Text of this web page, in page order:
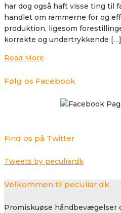
har dog også haft visse ting til
handlet om rammerne for og
produktion, ligesom
korrekte og undertrykkende […]
Read More
Følg os Facebook
Find os på Twitter
Tweets by peculiardk
Velkommen til peculiar.dk
Promiskuøse håndbevægelser